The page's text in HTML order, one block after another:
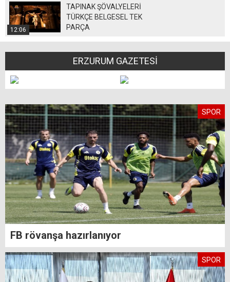
12:06
TAPINAK ŞÖVALYELERİ
TÜRKÇE BELGESEL TEK
PARÇA
ERZURUM GAZETESİ
SPOR
FB rövanşa hazırlanıyor
SPOR